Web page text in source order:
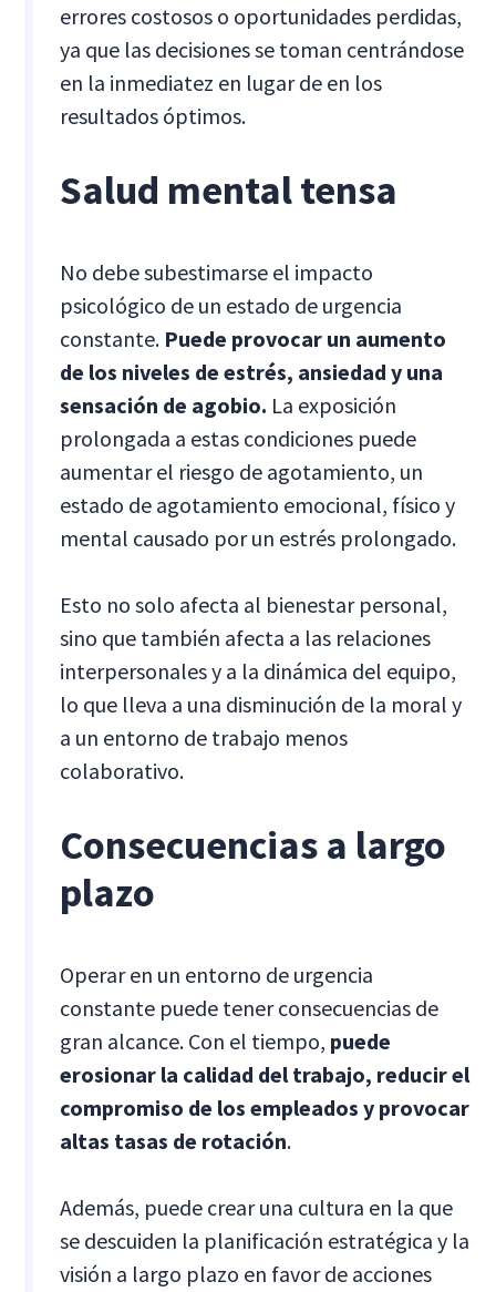
errores costosos o oportunidades perdidas,
ya que las decisiones se toman centrándose
en la inmediatez en lugar de en los
resultados óptimos.
Salud mental tensa
No debe subestimarse el impacto
psicológico de un estado de urgencia
constante. Puede provocar un aumento
de los niveles de estrés, ansiedad y una
sensación de agobio. La exposición
prolongada a estas condiciones puede
aumentar el riesgo de agotamiento, un
estado de agotamiento emocional, físico y
mental causado por un estrés prolongado.
Esto no solo afecta al bienestar personal,
sino que también afecta a las relaciones
interpersonales y a la dinámica del equipo,
lo que lleva a una disminución de la moral y
a un entorno de trabajo menos
colaborativo.
Consecuencias a largo
plazo
Operar en un entorno de urgencia
constante puede tener consecuencias de
gran alcance. Con el tiempo, puede
erosionar la calidad del trabajo, reducir el
compromiso de los empleados y provocar
altas tasas de rotación.
Además, puede crear una cultura en la que
se descuiden la planificación estratégica y la
visión a largo plazo en favor de acciones